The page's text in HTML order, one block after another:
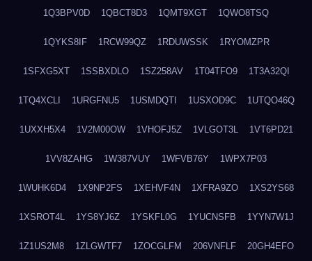
1Q3BPV0D 1QBCT8D3 1QMT9XGT 1QWO8TSQ
1QYKS8IF 1RCW99QZ 1RDUWSSK 1RYOMZPR
1SFXG5XT 1SSBXDLO 1SZ258AV 1T04TFO9 1T3A32QI
1TQ4XCLI 1URGFNU5 1USMDQTI 1USXOD9C 1UTQO46Q
1UXXH5X4 1V2M00OW 1VHOFJ5Z 1VLGOT3L 1VT6PD21
1VV8ZAHG 1W387VUY 1WFVB76Y 1WPX7P03
1WUHK6D4 1X9NP2FS 1XEHVF4N 1XFRA9ZO 1XS2YS68
1XSROT4L 1YS8YJ6Z 1YSKFL0G 1YUCNSFB 1YYN7W1J
1Z1US2M8 1ZLGWTF7 1ZOCGLFM 206VNFLF 20GH4EFO